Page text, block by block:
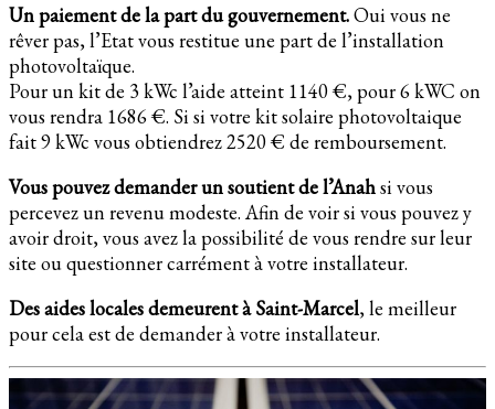
Un paiement de la part du gouvernement.Oui vous ne
rêver pas, l’Etat vous restitue une part de l’installation
photovoltaïque.
Pour un kit de 3 kWc l’aide atteint 1140 €, pour 6 kWC on
vous rendra 1686 €. Si si votre kit solaire photovoltaique
fait 9 kWc vous obtiendrez 2520 € de remboursement.
Vous pouvez demander un soutient de l’Anahsi vous
percevez un revenu modeste. Afin de voir si vous pouvez y
avoir droit, vous avez la possibilité de vous rendre sur leur
site ou questionner carrément à votre installateur.
Des aides locales demeurent à Saint-Marcel, le meilleur
pour cela est de demander à votre installateur.